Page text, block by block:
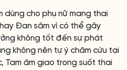
dùng cho phụ nữ mang thai
Đan sâm vì có thể gây
không tốt đến sự phát
không nên tự ý châm cứu tại
Tam âm giao trong suốt thai